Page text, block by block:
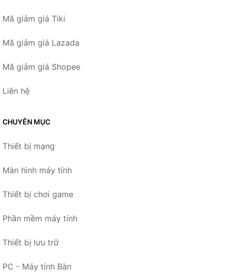
Mã giảm giá Tiki
Mã giảm giá Lazada
Mã giảm giá Shopee
Liên hệ
CHUYÊN MỤC
Thiết bị mạng
Màn hình máy tính
Thiết bị chơi game
Phần mềm máy tính
Thiết bị lưu trữ
PC - Máy tính Bàn